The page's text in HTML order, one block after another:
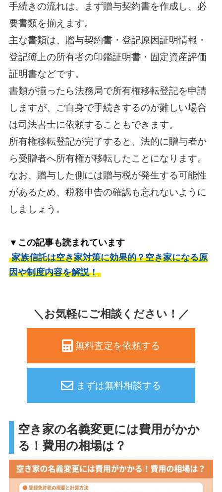
手続きの流れは、まず贈与契約書を作成し、必
要書類を揃えます。
主な書類は、贈与契約書・登記原因証明情報・
登記簿上の所有者の印鑑証明書・固定資産評価
証明書などです。
書類が揃ったら法務局で所有権移転登記を申請
しますが、ご自身で手続きするのが難しい場合
は司法書士に依頼することもできます。
所有権移転登記が完了すると、法的に贈与者か
ら受贈者へ所有権が移転したことになります。
なお、贈与した側には贈与税が発生する可能性
があるため、税務申告の確認も忘れないように
しましょう。
▼この記事も読まれています
家族信託は空き家対策に効果的？空き家になる原
因や制度内容を解説！
＼お気軽にご相談ください！／
無料査定を依頼する
まずは無料相談する
空き家の名義変更には費用がかか
る！費用の相場は？